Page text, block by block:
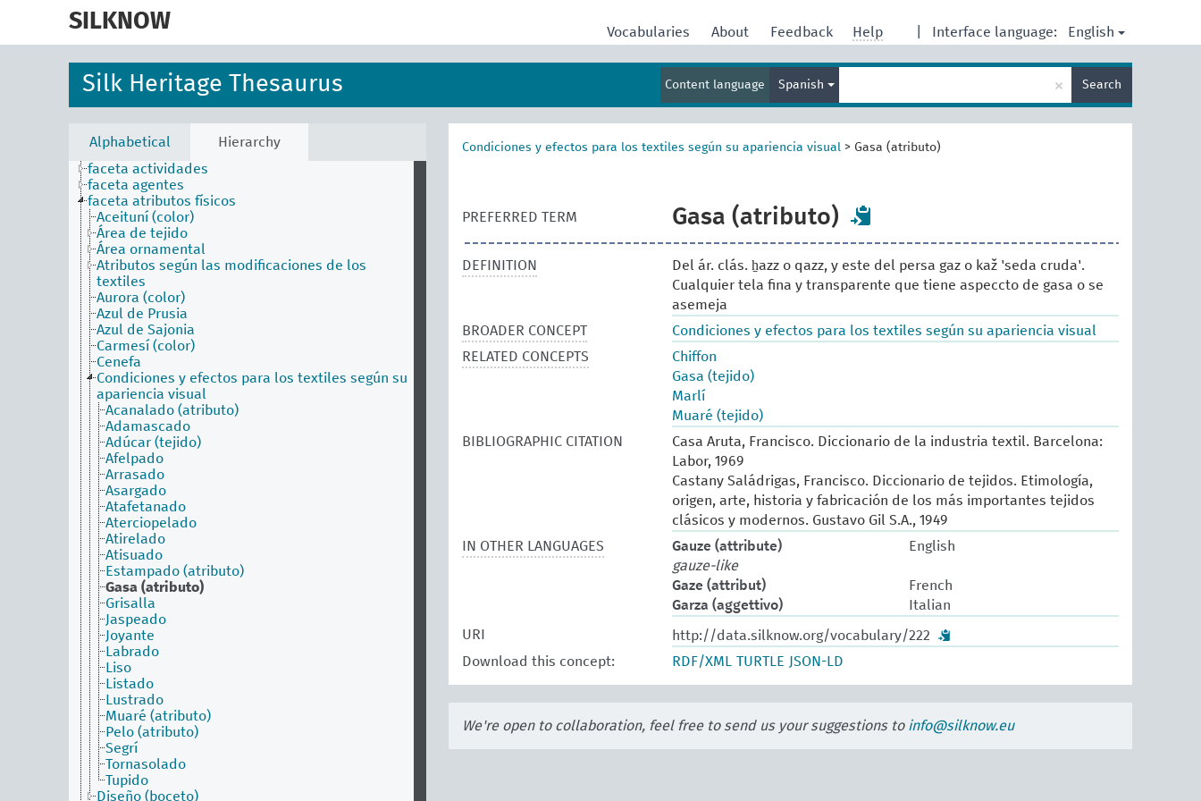
SILKNOW Interface language: English
Vocabularies About Feedback Help
Silk Heritage Thesaurus Content language Spanish
term
× Search
Alphabetical
Hierarchy
faceta actividades
faceta agentes
faceta atributos físicos
Aceituní (color)
Área de tejido
Área ornamental
Atributos según las modificaciones de los
textiles
Aurora (color)
Azul de Prusia
Azul de Sajonia
Carmesí (color)
Cenefa
Condiciones y efectos para los textiles según su
apariencia visual
Acanalado (atributo)
Adamascado
Adúcar (tejido)
Afelpado
Arrasado
Asargado
Atafetanado
Aterciopelado
Atirelado
Atisuado
Estampado (atributo)
Gasa (atributo)
Grisalla
Jaspeado
Joyante
Labrado
Liso
Listado
Lustrado
Muaré (atributo)
Pelo (atributo)
Segrí
Tornasolado
Tupido
Diseño (boceto)
Condiciones y efectos para los textiles según su apariencia visual > Gasa (atributo)
PREFERRED TERM Gasa (atributo)
DEFINITION
Del ár. clás. ẖazz o qazz, y este del persa gaz o kaž 'seda cruda'.
Cualquier tela fina y transparente que tiene aspeccto de gasa o se
asemeja
BROADER CONCEPT
Condiciones y efectos para los textiles según su apariencia visual
RELATED CONCEPTS
Chiffon
Gasa (tejido)
Marlí
Muaré (tejido)
BIBLIOGRAPHIC CITATION
Casa Aruta, Francisco. Diccionario de la industria textil. Barcelona:
Labor, 1969
Castany Saládrigas, Francisco. Diccionario de tejidos. Etimología,
origen, arte, historia y fabricación de los más importantes tejidos
clásicos y modernos. Gustavo Gil S.A., 1949
IN OTHER LANGUAGES
Gauze (attribute)
English
gauze-like
Gaze (attribut)
French
Garza (aggettivo)
Italian
URI
http://data.silknow.org/vocabulary/222
Download this concept:
RDF/XML TURTLE JSON-LD
We're open to collaboration, feel free to send us your suggestions to info@silknow.eu